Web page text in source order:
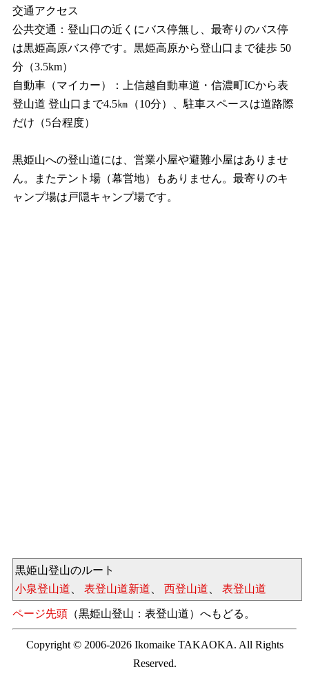
交通アクセス
公共交通：登山口の近くにバス停無し、最寄りのバス停
は黒姫高原バス停です。黒姫高原から登山口まで徒歩 50
分（3.5km）
自動車（マイカー）：上信越自動車道・信濃町ICから表
登山道 登山口まで4.5㎞（10分）、駐車スペースは道路際
だけ（5台程度）
黒姫山への登山道には、営業小屋や避難小屋はありませ
ん。またテント場（幕営地）もありません。最寄りのキ
ャンプ場は戸隠キャンプ場です。
黒姫山登山のルート
小泉登山道
表登山道新道 西登山道 表登山道
ページ先頭 （黒姫山登山：表登山道）へもどる。
Copyright © 2006-2026 Ikomaike TAKAOKA. All Rights
Reserved.